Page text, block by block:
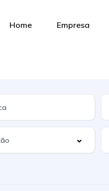
Home Empresa